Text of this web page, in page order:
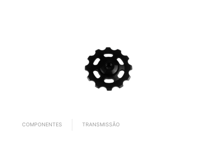
COMPONENTES TRANSMISSÃO